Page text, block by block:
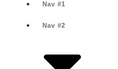
Nav #1
Nav #2